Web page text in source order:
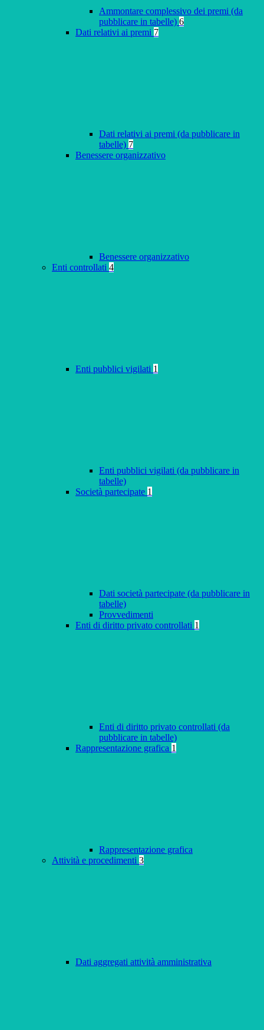
Ammontare complessivo dei premi (da
pubblicare in tabelle) 6
Dati relativi ai premi 7
Dati relativi ai premi (da pubblicare in
tabelle) 7
Benessere organizzativo
Benessere organizzativo
Enti controllati 4
Enti pubblici vigilati 1
Enti pubblici vigilati (da pubblicare in
tabelle)
Società partecipate 1
Dati società partecipate (da pubblicare in
tabelle)
Provvedimenti
Enti di diritto privato controllati 1
Enti di diritto privato controllati (da
pubblicare in tabelle)
Rappresentazione grafica 1
Rappresentazione grafica
Attività e procedimenti 3
Dati aggregati attività amministrativa